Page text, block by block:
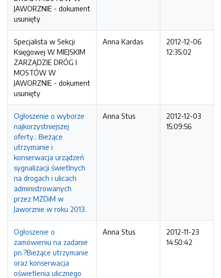
JAWORZNIE - dokument
usunięty
Specjalista w Sekcji
Księgowej W MIEJSKIM
ZARZĄDZIE DRÓG I
MOSTÓW W
JAWORZNIE - dokument
usunięty
Anna Kardas
2012-12-06
12:35:02
Ogłoszenie o wyborze
najkorzystniejszej
oferty.: Bieżące
utrzymanie i
konserwacja urządzeń
sygnalizacji świetlnych
na drogach i ulicach
administrowanych
przez MZDiM w
Jaworznie w roku 2013.
Anna Stus
2012-12-03
15:09:56
Ogłoszenie o
zamówieniu na zadanie
pn.?Bieżące utrzymanie
oraz konserwacja
oświetlenia ulicznego
Anna Stus
2012-11-23
14:50:42